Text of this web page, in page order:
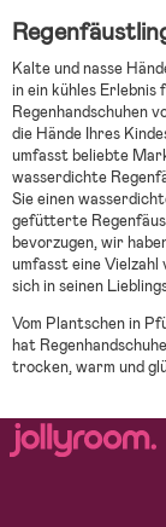
Kalte und nasse
in ein kühles
Regenhandschuhen
die Hände Ihres
umfasst beliebte
wasserdichte
Sie einen
gefütterte
bevorzugen, wir
umfasst eine Vielzahl
sich in seinen
Vom Plantschen in
hat
trocken, warm und